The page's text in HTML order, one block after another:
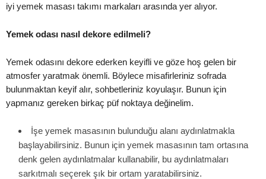
iyi yemek masası takımı markaları arasında yer alıyor.
Yemek odası nasıl dekore edilmeli?
Yemek odasını dekore ederken keyifli ve göze hoş gelen bir
atmosfer yaratmak önemli. Böylece misafirleriniz sofrada
bulunmaktan keyif alır, sohbetleriniz koyulaşır. Bunun için
yapmanız gereken birkaç püf noktaya değinelim.
İşe yemek masasının bulunduğu alanı aydınlatmakla
başlayabilirsiniz. Bunun için yemek masasının tam ortasına
denk gelen aydınlatmalar kullanabilir, bu aydınlatmaları
sarkıtmalı seçerek şık bir ortam yaratabilirsiniz.